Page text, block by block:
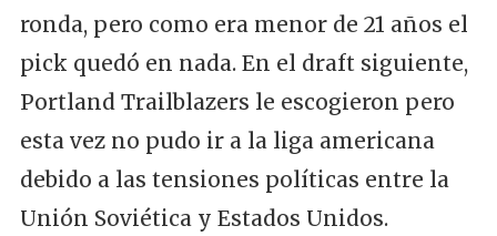
ronda, pero como era menor de 21 años el
pick quedó en nada. En el draft siguiente,
Portland Trailblazers le escogieron pero
esta vez no pudo ir a la liga americana
debido a las tensiones políticas entre la
Unión Soviética y Estados Unidos.